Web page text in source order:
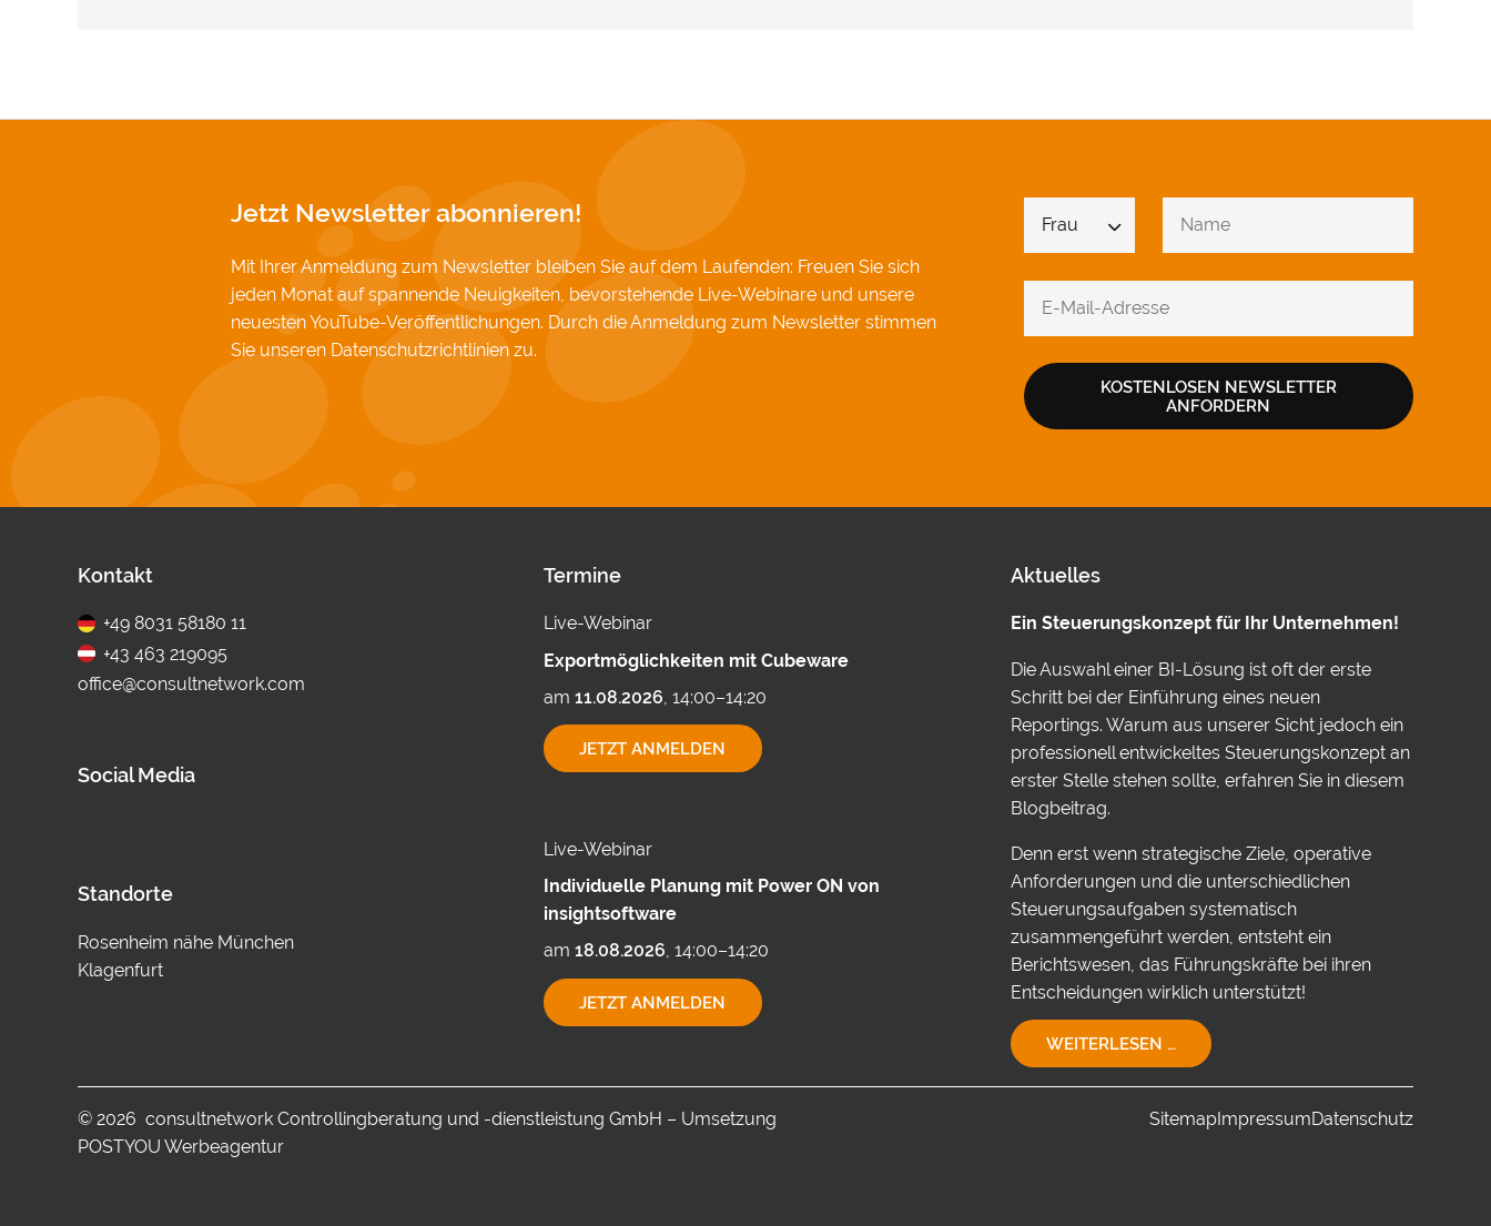
Jetzt Newsletter abonnieren!
Mit Ihrer Anmeldung zum Newsletter bleiben Sie auf dem Laufenden: Freuen Sie sich
jeden Monat auf spannende Neuigkeiten, bevorstehende Live-Webinare und unsere
neuesten YouTube-Veröffentlichungen. Durch die Anmeldung zum Newsletter stimmen
Sie unseren Datenschutzrichtlinienzu.
KOSTENLOSEN NEWSLETTER
ANFORDERN
Fußbereich
Kontakt
+49 8031 58180 11
+43 463 219095
office@consultnetwork.com
Social Media
Standorte
Rosenheim nähe München
Klagenfurt
Termine
Live-Webinar
Exportmöglichkeiten mit Cubeware
am11.08.2026 , 14:00–14:20
JETZT ANMELDEN EXPORTMÖGLICHKEITEN
MIT
Live-Webinar
Individuelle Planung mit Power ON von
insightsoftware
am18.08.2026, 14:00–14:20
JETZT ANMELDEN INDIVIDUELLE
PLANUNG
INSIGHTSOFTWARE
Aktuelles
Ein Steuerungskonzept für Ihr Unternehmen!
Die Auswahl einer BI-Lösung ist oft der erste
Schritt bei der Einführung eines neuen
Reportings. Warum aus unserer Sicht jedoch ein
professionell entwickeltes Steuerungskonzept an
erster Stelle stehen sollte, erfahren Sie in diesem
Blogbeitrag.
Denn erst wenn strategische Ziele, operative
Anforderungen und die unterschiedlichen
Steuerungsaufgaben systematisch
zusammengeführt werden, entsteht ein
Berichtswesen, das Führungskräfte bei ihren
Entscheidungen wirklich unterstützt!
WEITERLESEN …
STEUERUNGSKONZEPT
UNTERNEHMEN!
© 2026 consultnetwork Controllingberatung und -dienstleistung GmbH – Umsetzung
POSTYOU Werbeagentur
SitemapImpressumDatenschutz